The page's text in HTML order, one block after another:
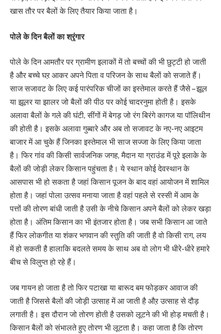
खास तौर पर बैलों के लिए तैयार किया जाता है।
पोले के दिन बैलों का श्रृंगार
पोले के दिन आमतौर पर ग्रामीण इलाकों में तो बच्चों की भी छुट्टी हो जाती
है और बच्चे घऱ आकर अपने पिता व परिजन के साथ बैलों को सजाते हैं।
साज सजावट के लिए कई पारंपरिक चीजों का इस्तेमाल करते हैं जैसे – झूल
या झूलर या झालर जो बैलों की पीठ पर कोई चादरनुमा होती है। इसके
अलावा बैलों के गले की घंटी, सींगों में बेगड़ जो रंग बिरंगे कागज या पॉलिथीन
की होती है। इसके अलावा गुब्बारे और अब तो सजावट के नए-नए आइटम
बाजार में आ चुके हैं जिनका इस्तेमाल भी साज सज्जा के लिए किया जाता
है। फिर गांव की किसी सार्वजनिक जगह, मैदान या ग्राउंड में पूरे इलाके के
बैलों की जोड़ी लेकर किसान पहुंचता है। ये स्थान कोई देवस्थान के
आसपास भी हो सकता है जहां किसान पूजन के बाद वहां आयोजन में शामिल
होता है। जहां पोला उत्सव मनाया जाता है वहां पहले से रस्सी में आम के
पत्तों की तोरण बांधी जाती है उसी के नीचे किसान अपने बैलों को लेकर खड़ा
होता है। अंतिम किसान का भी इंतजार होता है। जब सभी किसान आ जाते
हैं फिर लोकगीत या शंकर भगवान की स्तुति की जाती है वो किसी राग, लय
में हो सकती है हालाकि बदलते समय के साथ अब वो लोग भी धीरे-धीरे हमारे
बीच से विलुप्त हो रहे हैं।
जब गायन हो जाता है तो फिर पटाखा या बारूद बम फोड़कर आवाज की
जाती है जिससे बैलों की जोड़ी उत्साह में आ जाती है औऱ उत्साह से दौड़
लगाती है। इस दौरान जो तोरण होती है उसको लूटने की भी होड़ मचती है।
किसान बैलों को संभालते हुए तोरण भी लूटता है। कहा जाता है कि तोरण